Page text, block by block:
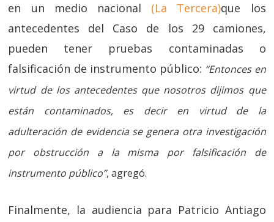
en un medio nacional (La Tercera)que los
antecedentes del Caso de los 29 camiones,
pueden tener pruebas contaminadas o
falsificación de instrumento público: “Entonces en
virtud de los antecedentes que nosotros dijimos que
están contaminados, es decir en virtud de la
adulteración de evidencia se genera otra investigación
por obstrucción a la misma por falsificación de
instrumento público”, agregó.
Finalmente, la audiencia para Patricio Antiago